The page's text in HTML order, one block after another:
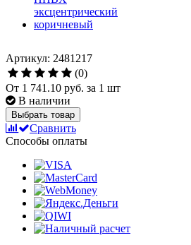
Артикул: 2481217
(0)
От 1 741.10 руб. за 1 шт
В наличии
Выбрать товар
Сравнить
Способы оплаты